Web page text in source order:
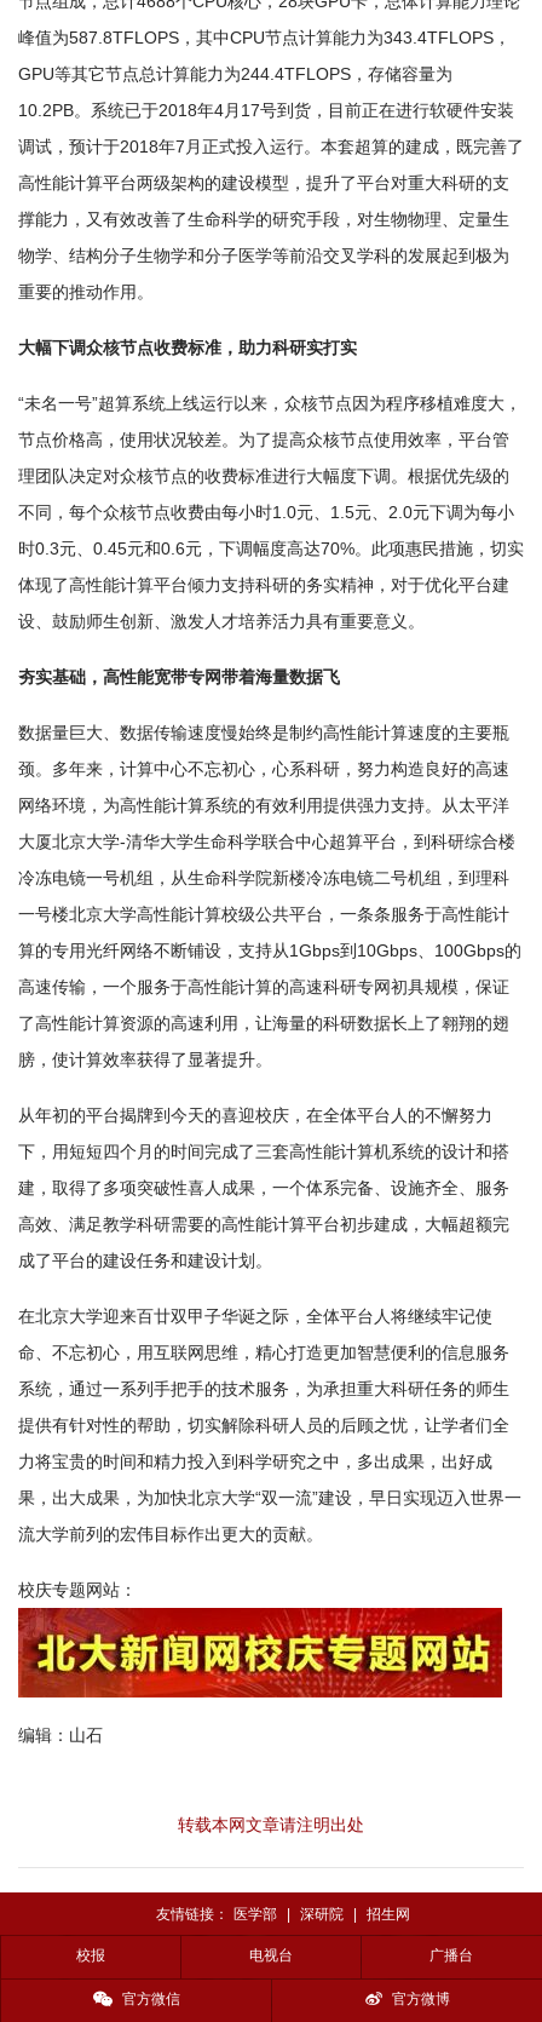
峰值为587.8TFLOPS，其中CPU节点计算能力为343.4TFLOPS，
GPU等其它节点总计算能力为244.4TFLOPS，存储容量为
10.2PB。系统已于2018年4月17号到货，目前正在进行软硬件安装
调试，预计于2018年7月正式投入运行。本套超算的建成，既完善了
高性能计算平台两级架构的建设模型，提升了平台对重大科研的支
撑能力，又有效改善了生命科学的研究手段，对生物物理、定量生
物学、结构分子生物学和分子医学等前沿交叉学科的发展起到极为
重要的推动作用。
大幅下调众核节点收费标准，助力科研实打实
“未名一号”超算系统上线运行以来，众核节点因为程序移植难度大，
节点价格高，使用状况较差。为了提高众核节点使用效率，平台管
理团队决定对众核节点的收费标准进行大幅度下调。根据优先级的
不同，每个众核节点收费由每小时1.0元、1.5元、2.0元下调为每小
时0.3元、0.45元和0.6元，下调幅度高达70%。此项惠民措施，切实
体现了高性能计算平台倾力支持科研的务实精神，对于优化平台建
设、鼓励师生创新、激发人才培养活力具有重要意义。
夯实基础，高性能宽带专网带着海量数据飞
数据量巨大、数据传输速度慢始终是制约高性能计算速度的主要瓶
颈。多年来，计算中心不忘初心，心系科研，努力构造良好的高速
网络环境，为高性能计算系统的有效利用提供强力支持。从太平洋
大厦北京大学-清华大学生命科学联合中心超算平台，到科研综合楼
冷冻电镜一号机组，从生命科学院新楼冷冻电镜二号机组，到理科
一号楼北京大学高性能计算校级公共平台，一条条服务于高性能计
算的专用光纤网络不断铺设，支持从1Gbps到10Gbps、100Gbps的
高速传输，一个服务于高性能计算的高速科研专网初具规模，保证
了高性能计算资源的高速利用，让海量的科研数据长上了翱翔的翅
膀，使计算效率获得了显著提升。
从年初的平台揭牌到今天的喜迎校庆，在全体平台人的不懈努力
下，用短短四个月的时间完成了三套高性能计算机系统的设计和搭
建，取得了多项突破性喜人成果，一个体系完备、设施齐全、服务
高效、满足教学科研需要的高性能计算平台初步建成，大幅超额完
成了平台的建设任务和建设计划。
在北京大学迎来百廿双甲子华诞之际，全体平台人将继续牢记使
命、不忘初心，用互联网思维，精心打造更加智慧便利的信息服务
系统，通过一系列手把手的技术服务，为承担重大科研任务的师生
提供有针对性的帮助，切实解除科研人员的后顾之忧，让学者们全
力将宝贵的时间和精力投入到科学研究之中，多出成果，出好成
果，出大成果，为加快北京大学“双一流”建设，早日实现迈入世界一
流大学前列的宏伟目标作出更大的贡献。
校庆专题网站：
编辑：山石
转载本网文章请注明出处
友情链接： 医学部 深研院 招生网
校报 电视台 广播台
官方微信 官方微博